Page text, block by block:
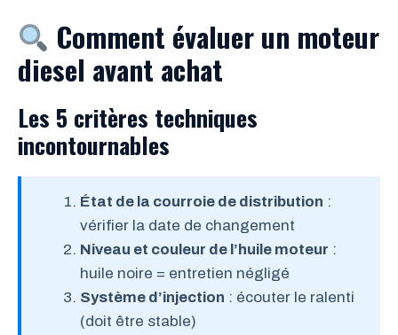
Comment évaluer un moteur
diesel avant achat
Les 5 critères techniques
incontournables
État de la courroie de distribution :
vérifier la date de changement
Niveau et couleur de l’huile moteur :
huile noire = entretien négligé
Système d’injection : écouter le ralenti
(doit être stable)